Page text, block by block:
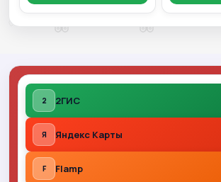
2 2ГИС
Я Яндекс Карты
F Flamp